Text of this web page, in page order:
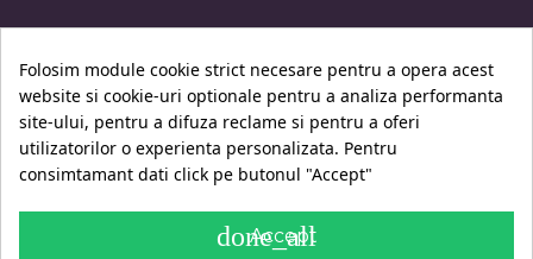
Contul Tau
Contact
Folosim module cookie strict necesare pentru a opera acest
website si cookie-uri optionale pentru a analiza performanta
site-ului, pentru a difuza reclame si pentru a oferi
utilizatorilor o experienta personalizata. Pentru
consimtamant dati click pe butonul "Accept"
done_all
Accept